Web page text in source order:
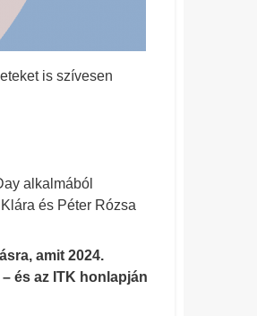
is szívesen
alkalmából
és Péter Rózsa
amit 2024.
és az ITK honlapján